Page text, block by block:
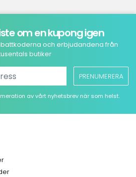
om en kupong igen
och erbjudandena från
butiker
PRENUMERERA
av vårt nyhetsbrev när som helst.